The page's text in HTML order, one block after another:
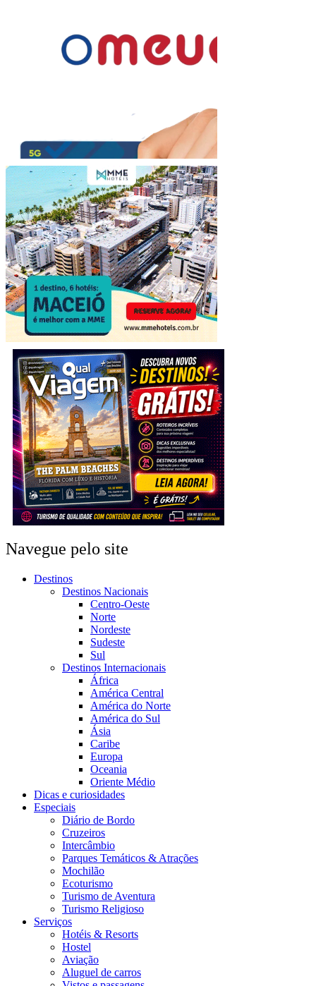
Navegue pelo site
Destinos
Destinos Nacionais
Centro-Oeste
Norte
Nordeste
Sudeste
Sul
Destinos Internacionais
África
América Central
América do Norte
América do Sul
Ásia
Caribe
Europa
Oceania
Oriente Médio
Dicas e curiosidades
Especiais
Diário de Bordo
Cruzeiros
Intercâmbio
Parques Temáticos & Atrações
Mochilão
Ecoturismo
Turismo de Aventura
Turismo Religioso
Serviços
Hotéis & Resorts
Hostel
Aviação
Aluguel de carros